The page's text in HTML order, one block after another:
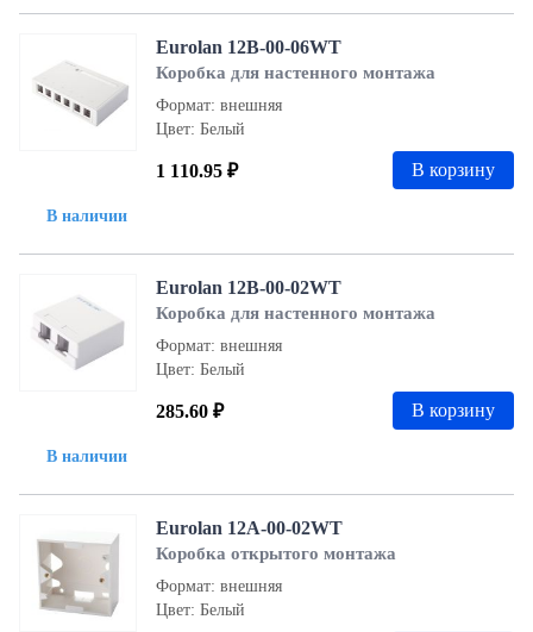
В наличии
Eurolan 12B-00-06WT
Коробка для настенного монтажа
Формат: внешняя
Цвет: Белый
1 110.95 ₽ В корзину
В наличии
Eurolan 12B-00-02WT
Коробка для настенного монтажа
Формат: внешняя
Цвет: Белый
285.60 ₽ В корзину
Eurolan 12A-00-02WT
Коробка открытого монтажа
Формат: внешняя
Цвет: Белый